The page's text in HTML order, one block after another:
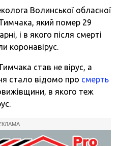
Волинської обласної
Тимчака, який помер 29
і в якого після смерті
коронавірус.
став не вірус, а
стало відомо про смерть
в якого теж